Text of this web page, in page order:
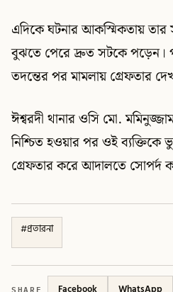
এদিকে ঘটনার আকস্মিকতায় তার
বুঝতে পেরে দ্রুত সটকে
তদন্তের পর মামলায় গ্রেফতার
ঈশ্বরদী থানার ওসি মো.
নিশ্চিত হওয়ার পর ওই
গ্রেফতার করে আদালতে সোপর্দ
#প্রতারনা
SHARE Facebook WhatsApp